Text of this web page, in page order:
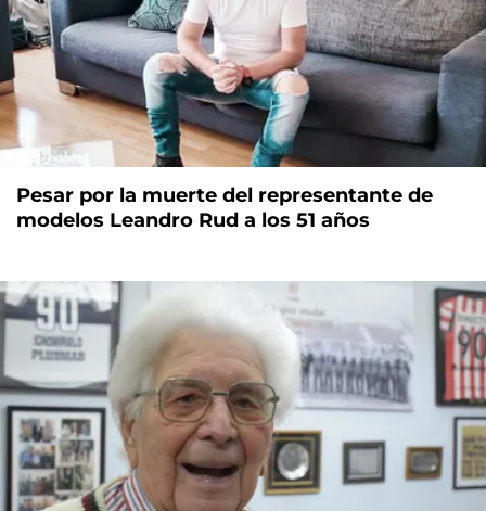
Pesar por la muerte del representante de
modelos Leandro Rud a los 51 años